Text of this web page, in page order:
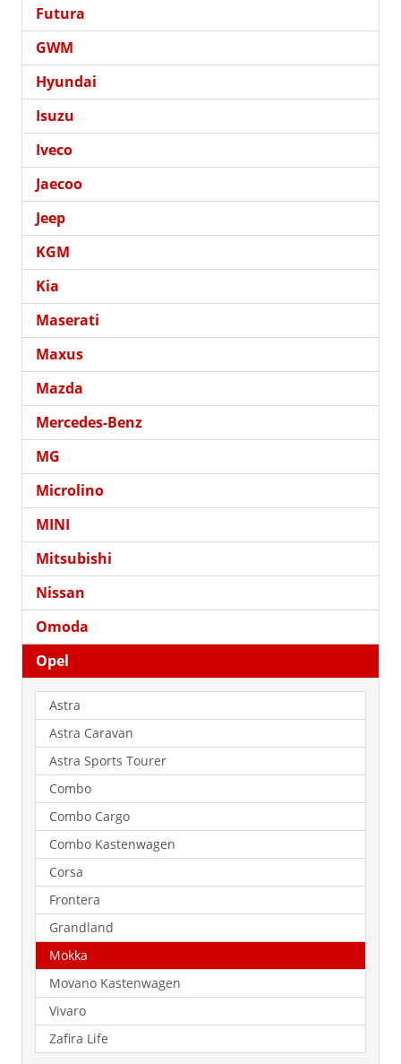
Futura
GWM
Hyundai
Isuzu
Iveco
Jaecoo
Jeep
KGM
Kia
Maserati
Maxus
Mazda
Mercedes-Benz
MG
Microlino
MINI
Mitsubishi
Nissan
Omoda
Opel
Astra
Astra Caravan
Astra Sports Tourer
Combo
Combo Cargo
Combo Kastenwagen
Corsa
Frontera
Grandland
Mokka
Movano Kastenwagen
Vivaro
Zafira Life